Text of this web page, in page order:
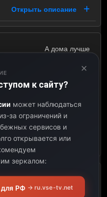
Открыть описание
А дома лучше
06:45
Открыть описание
х/ф Больше, чем врач. 3 с.
×
к сайту?
может наблюдаться
за ограничений и
сервисов и
открывается или
зеркалом:
для РФ → ru.vse-tv.net